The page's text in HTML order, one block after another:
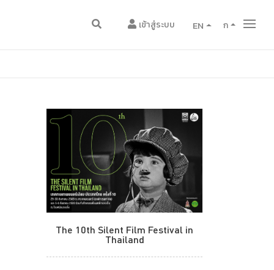
เข้าสู่ระบบ EN ก
The 10th Silent Film Festival in
Thailand